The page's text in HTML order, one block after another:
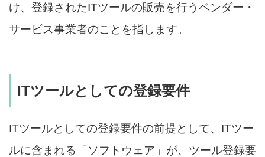
け、登録されたITツールの販売を行うベンダー・
サービス事業者のことを指します。
ITツールとしての登録要件
ITツールとしての登録要件の前提として、ITツー
ルに含まれる「ソフトウェア」が、ツール登録要